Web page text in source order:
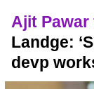
Ajit
Landge:
devp